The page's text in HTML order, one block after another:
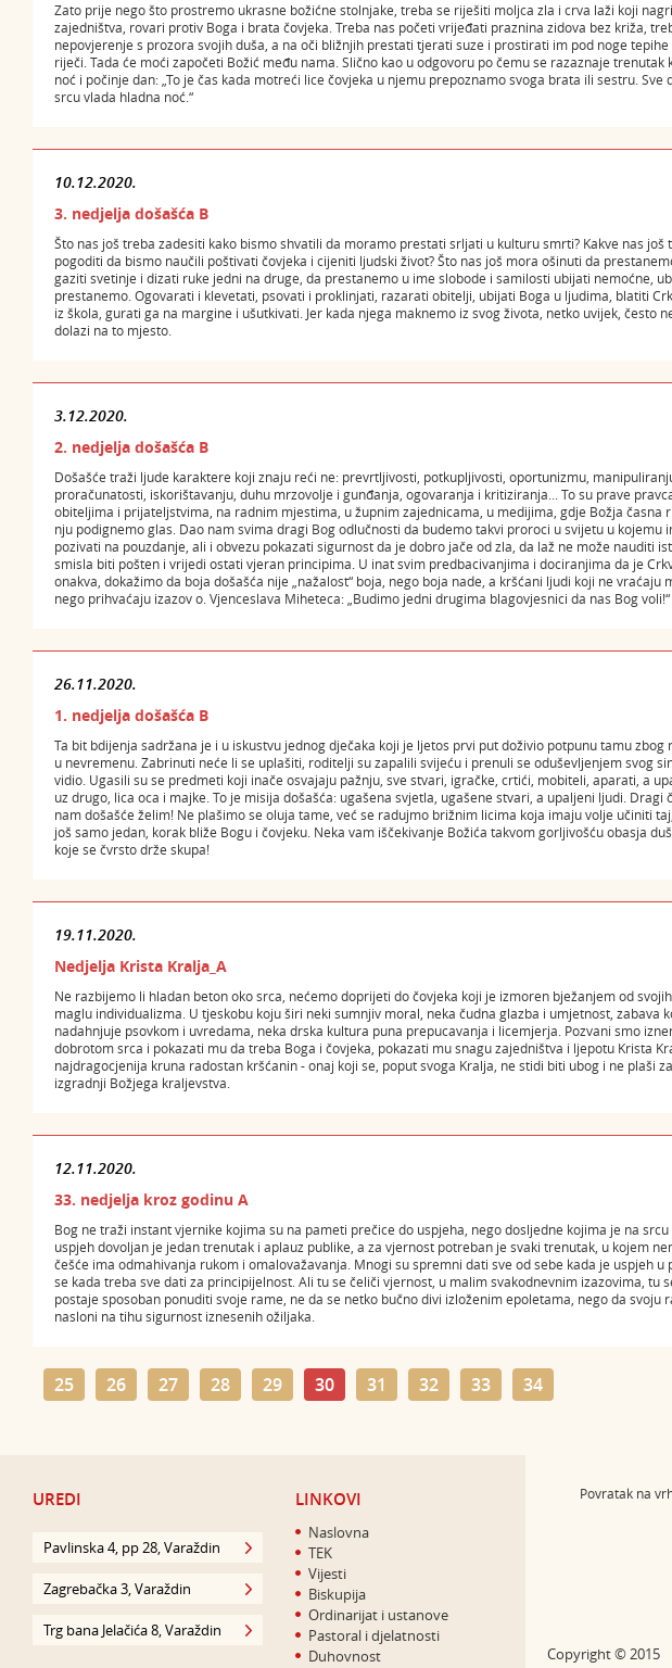
Zato prije nego što prostremo ukrasne božićne stolnjake, treba se riješiti moljca zla i crva laži koji
zajedništva, rovari protiv Boga i brata čovjeka. Treba nas početi vrijeđati praznina zidova bez križa,
nepovjerenje s prozora svojih duša, a na oči bližnjih prestati tjerati suze i prostirati im pod noge
riječi. Tada će moći započeti Božić među nama. Slično kao u odgovoru po čemu se razaznaje trenutak
noć i počinje dan: „To je čas kada motreći lice čovjeka u njemu prepoznamo svoga brata ili sestru. Sve
srcu vlada hladna noć.“
10.12.2020.
3. nedjelja došašća B
Što nas još treba zadesiti kako bismo shvatili da moramo prestati srljati u kulturu smrti? Kakve nas
pogoditi da bismo naučili poštivati čovjeka i cijeniti ljudski život? Što nas još mora ošinuti da
gaziti svetinje i dizati ruke jedni na druge, da prestanemo u ime slobode i samilosti ubijati nemoćne,
prestanemo. Ogovarati i klevetati, psovati i proklinjati, razarati obitelji, ubijati Boga u ljudima, blatiti
iz škola, gurati ga na margine i ušutkivati. Jer kada njega maknemo iz svog života, netko uvijek, često
dolazi na to mjesto.
3.12.2020.
2. nedjelja došašća B
Došašće traži ljude karaktere koji znaju reći ne: prevrtljivosti, potkupljivosti, oportunizmu,
proračunatosti, iskorištavanju, duhu mrzovolje i gunđanja, ogovaranja i kritiziranja... To su prave
obiteljima i prijateljstvima, na radnim mjestima, u župnim zajednicama, u medijima, gdje Božja časna
nju podignemo glas. Dao nam svima dragi Bog odlučnosti da budemo takvi proroci u svijetu u kojemu
pozivati na pouzdanje, ali i obvezu pokazati sigurnost da je dobro jače od zla, da laž ne može nauditi
smisla biti pošten i vrijedi ostati vjeran principima. U inat svim predbacivanjima i dociranjima da je
onakva, dokažimo da boja došašća nije „nažalost“ boja, nego boja nade, a kršćani ljudi koji ne vraćaju
nego prihvaćaju izazov o. Vjenceslava Miheteca: „Budimo jedni drugima blagovjesnici da nas Bog voli!“
26.11.2020.
1. nedjelja došašća B
Ta bit bdijenja sadržana je i u iskustvu jednog dječaka koji je ljetos prvi put doživio potpunu tamu zbog
u nevremenu. Zabrinuti neće li se uplašiti, roditelji su zapalili svijeću i prenuli se oduševljenjem svog
vidio. Ugasili su se predmeti koji inače osvajaju pažnju, sve stvari, igračke, crtići, mobiteli, aparati, a
uz drugo, lica oca i majke. To je misija došašća: ugašena svjetla, ugašene stvari, a upaljeni ljudi. Dragi
nam došašće želim! Ne plašimo se oluja tame, već se radujmo brižnim licima koja imaju volje učiniti
još samo jedan, korak bliže Bogu i čovjeku. Neka vam iščekivanje Božića takvom gorljivošću obasja
koje se čvrsto drže skupa!
19.11.2020.
Nedjelja Krista Kralja_A
Ne razbijemo li hladan beton oko srca, nećemo doprijeti do čovjeka koji je izmoren bježanjem od
maglu individualizma. U tjeskobu koju širi neki sumnjiv moral, neka čudna glazba i umjetnost, zabava
nadahnjuje psovkom i uvredama, neka drska kultura puna prepucavanja i licemjerja. Pozvani smo
dobrotom srca i pokazati mu da treba Boga i čovjeka, pokazati mu snagu zajedništva i ljepotu Krista
najdragocjenija kruna radostan kršćanin - onaj koji se, poput svoga Kralja, ne stidi biti ubog i ne plaši
izgradnji Božjega kraljevstva.
12.11.2020.
33. nedjelja kroz godinu A
Bog ne traži instant vjernike kojima su na pameti prečice do uspjeha, nego dosljedne kojima je na srcu
uspjeh dovoljan je jedan trenutak i aplauz publike, a za vjernost potreban je svaki trenutak, u kojem
češće ima odmahivanja rukom i omalovažavanja. Mnogi su spremni dati sve od sebe kada je uspjeh u
se kada treba sve dati za principijelnost. Ali tu se čeliči vjernost, u malim svakodnevnim izazovima, tu
postaje sposoban ponuditi svoje rame, ne da se netko bučno divi izloženim epoletama, nego da svoju
nasloni na tihu sigurnost iznesenih ožiljaka.
25 26 27 28 29 30 31 32 33 34
UREDI
Pavlinska 4, pp 28, Varaždin
Zagrebačka 3, Varaždin
Trg bana Jelačića 8, Varaždin
LINKOVI
Naslovna
TEK
Vijesti
Biskupija
Ordinarijat i ustanove
Pastoral i djelatnosti
Duhovnost
Povratak na
Copyright © 2015